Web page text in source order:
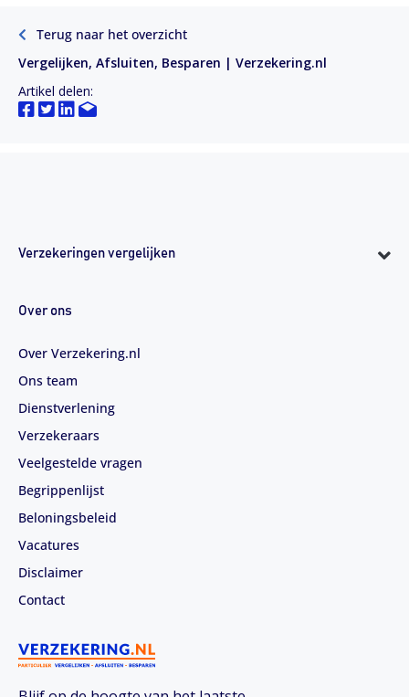
Terug naar het overzicht
Vergelijken, Afsluiten, Besparen | Verzekering.nl
Artikel delen:
Verzekeringen vergelijken
Over ons
Over Verzekering.nl
Ons team
Dienstverlening
Verzekeraars
Veelgestelde vragen
Begrippenlijst
Beloningsbeleid
Vacatures
Disclaimer
Contact